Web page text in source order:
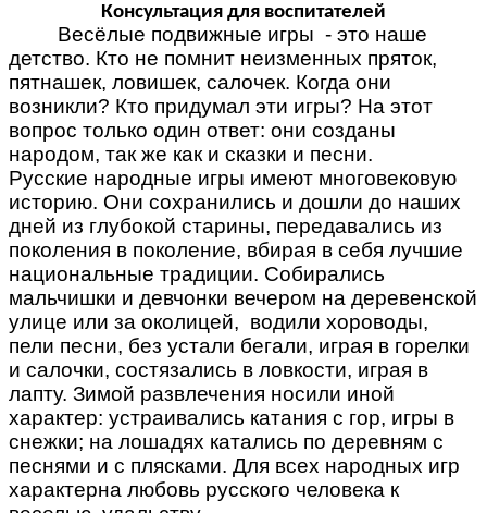
Консультация для воспитателей
Весёлые подвижные игры - это наше
детство. Кто не помнит неизменных пряток,
пятнашек, ловишек, салочек. Когда они
возникли? Кто придумал эти игры? На этот
вопрос только один ответ: они созданы
народом, так же как и сказки и песни.
Русские народные игры имеют многовековую
историю. Они сохранились и дошли до наших
дней из глубокой старины, передавались из
поколения в поколение, вбирая в себя лучшие
национальные традиции. Собирались
мальчишки и девчонки вечером на деревенской
улице или за околицей, водили хороводы,
пели песни, без устали бегали, играя в горелки
и салочки, состязались в ловкости, играя в
лапту. Зимой развлечения носили иной
характер: устраивались катания с гор, игры в
снежки; на лошадях катались по деревням с
песнями и с плясками. Для всех народных игр
характерна любовь русского человека к